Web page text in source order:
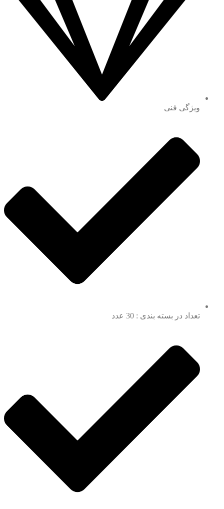
ویژگی فنی
تعداد در بسته بندی : 30 عدد